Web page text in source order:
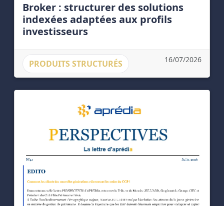
Broker : structurer des solutions
indexées adaptées aux profils
investisseurs
PRODUITS STRUCTURÉS 16/07/2026